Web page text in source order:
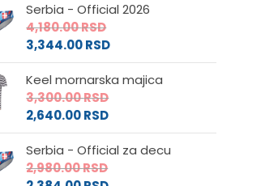
Serbia - Official 2026
4,180.00RSD
3,344.00RSD
Keel mornarska majica
3,300.00RSD
2,640.00RSD
Serbia - Official za decu
2,980.00RSD